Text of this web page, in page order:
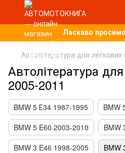
Ласкаво
Автолітература для легкових
Автолітература
2005-2011
BMW 5 Е34 1987-1995
BMW
BMW 5 E60 2003-2010
BMW
BMW 3 E46 1998-2005
BMW